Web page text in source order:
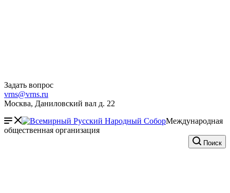
Задать вопрос
vrns@vrns.ru
Москва, Даниловский вал д. 22
Международная
общественная организация
Поиск